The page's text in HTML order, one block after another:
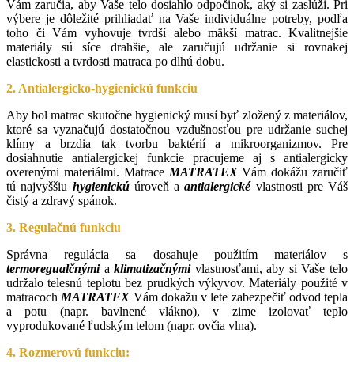
Vám zaručia, aby Vaše telo dosiahlo odpočinok, aký si zaslúži. Pri
výbere je dôležité prihliadať na Vaše individuálne potreby, podľa
toho či Vám vyhovuje tvrdší alebo mäkší matrac. Kvalitnejšie
materiály sú síce drahšie, ale zaručujú udržanie si rovnakej
elastickosti a tvrdosti matraca po dlhú dobu.
2. Antialergicko-hygienickú funkciu
Aby bol matrac skutočne hygienický musí byť zložený z materiálov,
ktoré sa vyznačujú dostatočnou vzdušnosťou pre udržanie suchej
klímy a brzdia tak tvorbu baktérií a mikroorganizmov. Pre
dosiahnutie antialergickej funkcie pracujeme aj s antialergicky
overenými materiálmi. Matrace MATRATEXVám dokážu zaručiť
tú najvyššiu hygienickúúroveň aantialergické vlastnosti pre Váš
čistý a zdravý spánok.
3. Regulačnú funkciu
Správna regulácia sa dosahuje použitím materiálov s
termoregualčnými aklimatizačnýmivlastnosťami, aby si Vaše telo
udržalo telesnú teplotu bez prudkých výkyvov. Materiály použité v
matracoch MATRATEX Vám dokažu v lete zabezpečiť odvod tepla
a
potu (napr. bavlnené vlákno), v zime izolovať teplo
vyprodukované ľudským telom (napr. ovčia vlna).
4. Rozmerovú funkciu: